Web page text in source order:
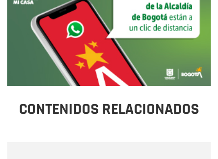
CONTENIDOS RELACIONADOS